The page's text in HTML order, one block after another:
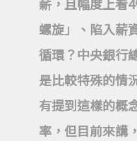
螺旋」、陷入薪
循環？中央銀行
是比較特殊的情
有提到這樣的概
率，但目前來講